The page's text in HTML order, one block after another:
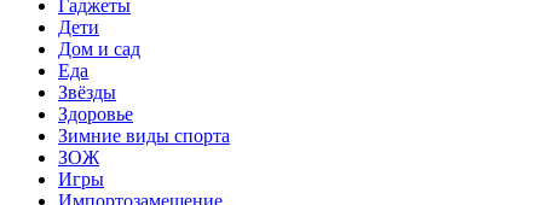
Гаджеты
Дети
Дом и сад
Еда
Звёзды
Здоровье
Зимние виды спорта
ЗОЖ
Игры
Импортозамещение